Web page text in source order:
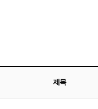
제목